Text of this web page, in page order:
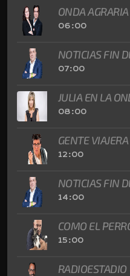
ONDA AGRARIA
06:00
NOTICIAS FIN
07:00
JULIA EN LA
08:00
GENTE VIAJERA
12:00
NOTICIAS FIN
14:00
COMO EL
15:00
RADIOESTADIO